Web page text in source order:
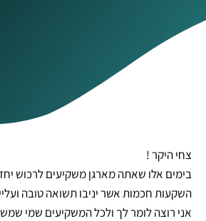
צחי היקר !
בימים אלו שאתה מארגן משקיעים לרכוש
השקעות חכמות אשר יניבו תשואה טובה
אני רוצה לומר לך ולכל המשקיעים שמי